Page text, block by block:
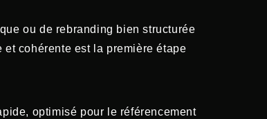
ou de rebranding bien structurée
cohérente est la première étape
optimisé pour le référencement